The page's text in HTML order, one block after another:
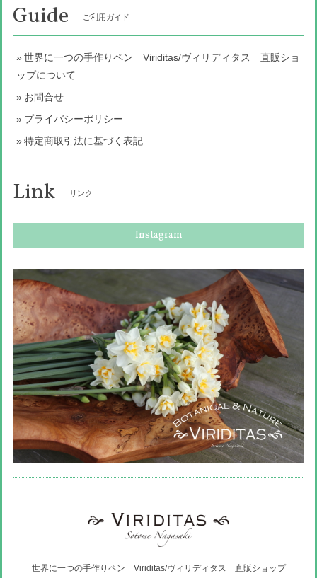
Guide ご利用ガイド
世界に一つの手作りペン Viriditas/ヴィリディタス 直販ショ
ップについて
お問合せ
プライバシーポリシー
特定商取引法に基づく表記
Link リンク
Instagram
世界に一つの手作りペン Viriditas/ヴィリディタス 直販ショップ